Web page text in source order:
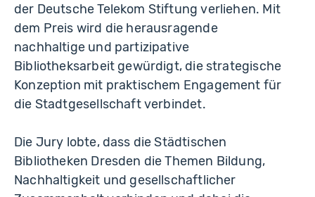
der Deutsche Telekom Stiftung verliehen. Mit
dem Preis wird die herausragende
nachhaltige und partizipative
Bibliotheksarbeit gewürdigt, die strategische
Konzeption mit praktischem Engagement für
die Stadtgesellschaft verbindet.
Die Jury lobte, dass die Städtischen
Bibliotheken Dresden die Themen Bildung,
Nachhaltigkeit und gesellschaftlicher